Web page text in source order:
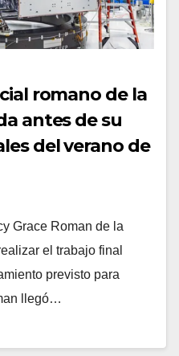
romano de la
antes de su
del verano de
Grace Roman de la
el trabajo final
previsto para
llegó…